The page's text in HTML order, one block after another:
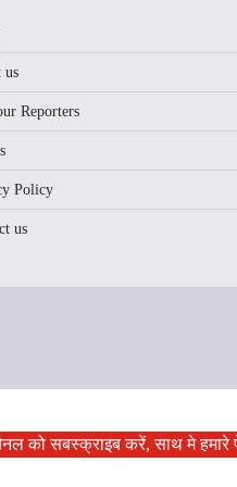
us
Reporters
Policy
us
चैनल को सबस्क्राइब करें, साथ मे